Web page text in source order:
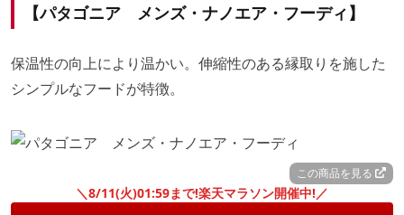
【パタゴニア メンズ・ナノエア・フーディ】
保温性の向上により温かい。伸縮性のある縁取りを施した
シンプルなフードが特徴。
この商品を見る
＼8/11(火)01:59まで!楽天マラソン開催中!／